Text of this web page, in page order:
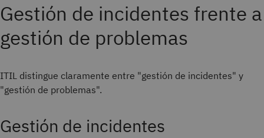
Gestión de incidentes frente a
gestión de problemas
ITIL distingue claramente entre "gestión de incidentes" y
"gestión de problemas".
Gestión de incidentes